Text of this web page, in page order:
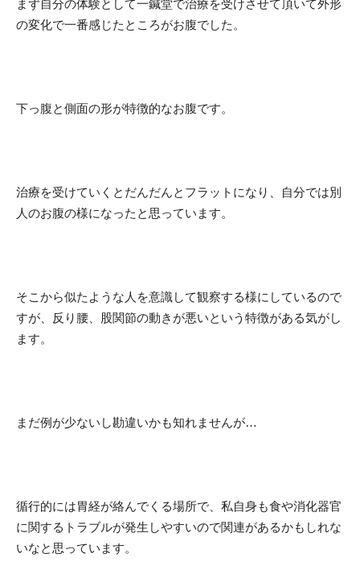
まず自分の体験として一鍼堂で治療を受けさせて頂いて外形
の変化で一番感じたところがお腹でした。
下っ腹と側面の形が特徴的なお腹です。
治療を受けていくとだんだんとフラットになり、自分では別
人のお腹の様になったと思っています。
そこから似たような人を意識して観察する様にしているので
すが、反り腰、股関節の動きが悪いという特徴がある気がし
ます。
まだ例が少ないし勘違いかも知れませんが…
循行的には胃経が絡んでくる場所で、私自身も食や消化器官
に関するトラブルが発生しやすいので関連があるかもしれな
いなと思っています。